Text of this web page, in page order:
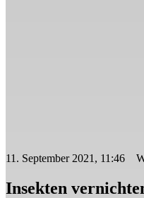
11. September 2021, 11:46
Insekten